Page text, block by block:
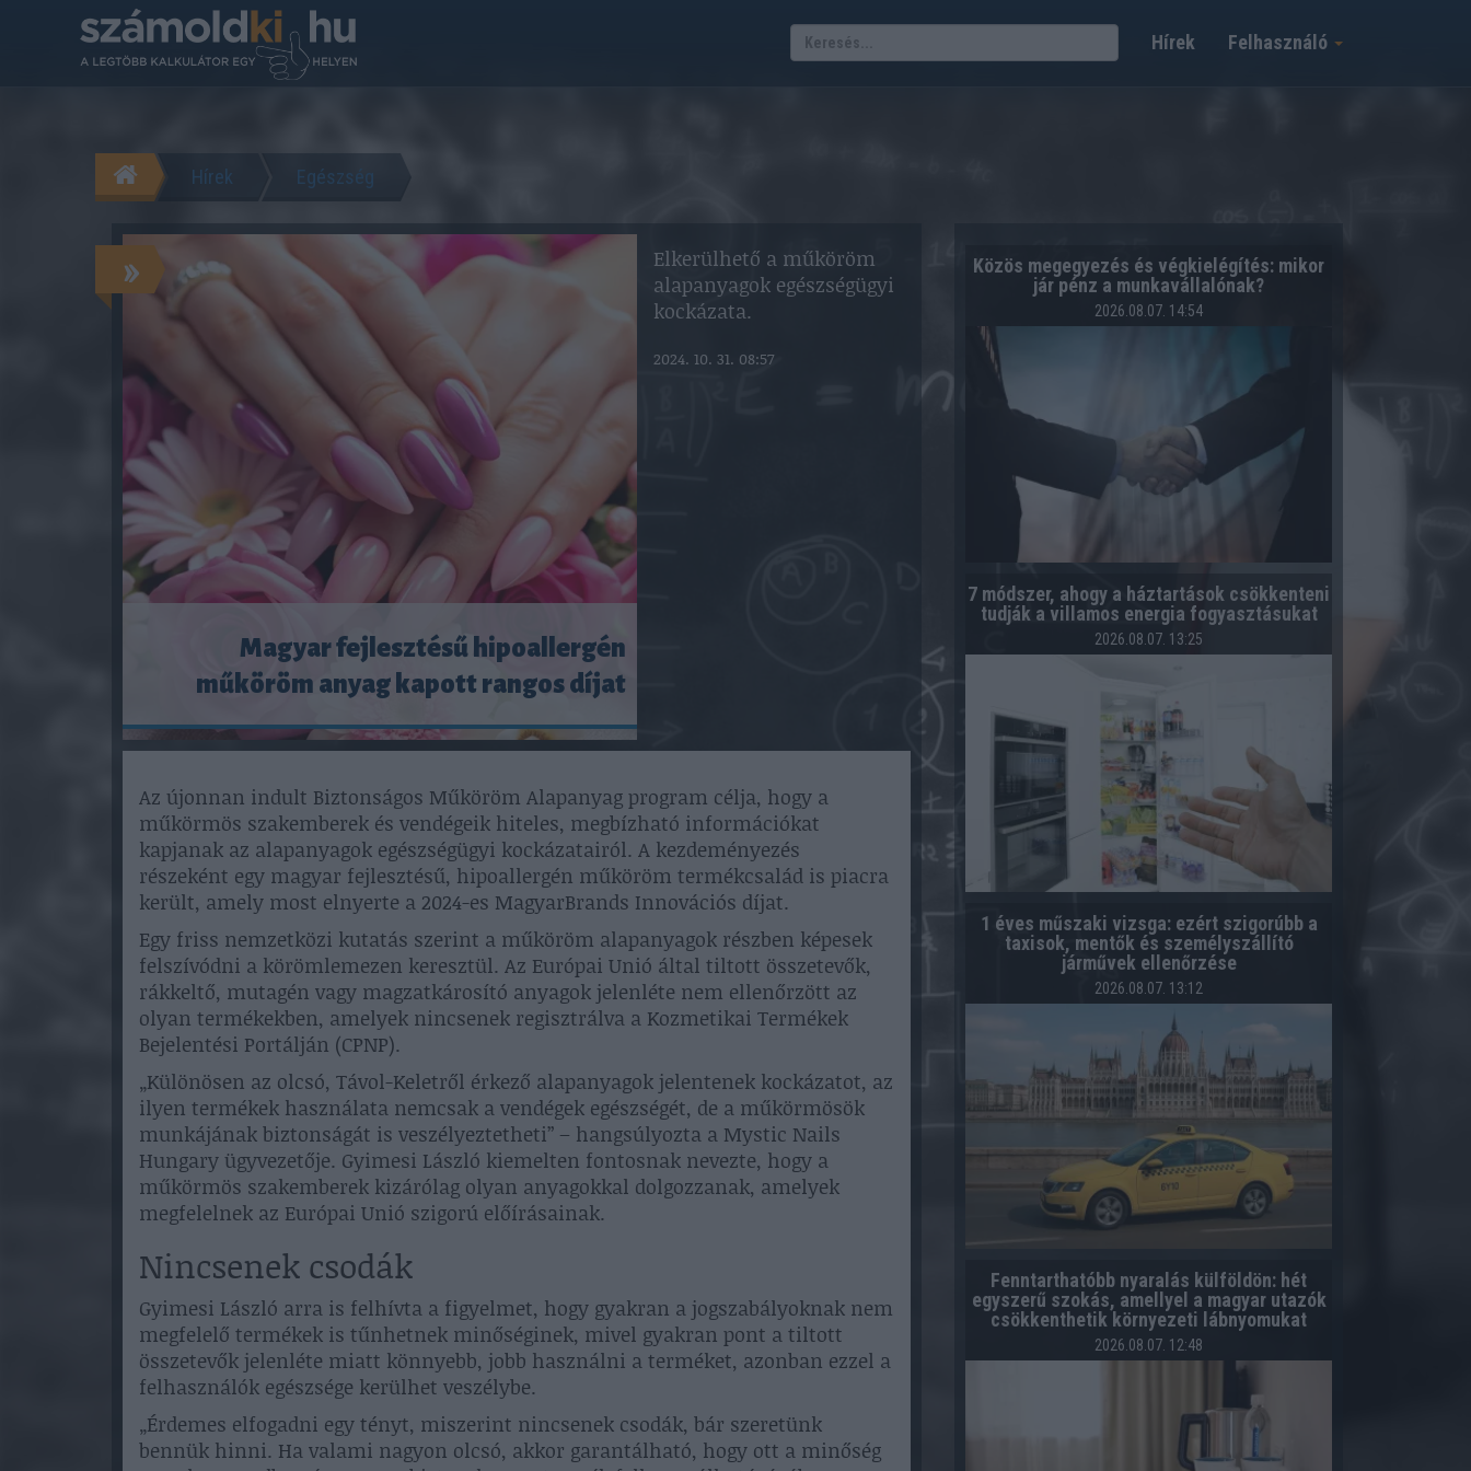
Felhasználó
Hírek
Hírek Egészség
»
Magyar fejlesztésű hipoallergén
műköröm anyag kapott rangos díjat
Elkerülhető a műköröm
alapanyagok egészségügyi
kockázata.
2024. 10. 31. 08:57
Az újonnan indult Biztonságos Műköröm Alapanyag program célja, hogy a
műkörmös szakemberek és vendégeik hiteles, megbízható információkat
kapjanak az alapanyagok egészségügyi kockázatairól. A kezdeményezés
részeként egy magyar fejlesztésű, hipoallergén műköröm termékcsalád is piacra
került, amely most elnyerte a 2024-es MagyarBrands Innovációs díjat.
Egy friss nemzetközi kutatás szerint a műköröm alapanyagok részben képesek
felszívódni a körömlemezen keresztül. Az Európai Unió által tiltott összetevők,
rákkeltő, mutagén vagy magzatkárosító anyagok jelenléte nem ellenőrzött az
olyan termékekben, amelyek nincsenek regisztrálva a Kozmetikai Termékek
Bejelentési Portálján (CPNP).
„Különösen az olcsó, Távol-Keletről érkező alapanyagok jelentenek kockázatot, az
ilyen termékek használata nemcsak a vendégek egészségét, de a műkörmösök
munkájának biztonságát is veszélyeztetheti” – hangsúlyozta a Mystic Nails
Hungary ügyvezetője. Gyimesi László kiemelten fontosnak nevezte, hogy a
műkörmös szakemberek kizárólag olyan anyagokkal dolgozzanak, amelyek
megfelelnek az Európai Unió szigorú előírásainak.
Nincsenek csodák
Gyimesi László arra is felhívta a figyelmet, hogy gyakran a jogszabályoknak nem
megfelelő termékek is tűnhetnek minőséginek, mivel gyakran pont a tiltott
összetevők jelenléte miatt könnyebb, jobb használni a terméket, azonban ezzel a
felhasználók egészsége kerülhet veszélybe.
„Érdemes elfogadni egy tényt, miszerint nincsenek csodák, bár szeretünk
bennük hinni. Ha valami nagyon olcsó, akkor garantálható, hogy ott a minőség
Közös megegyezés és végkielégítés: mikor
jár pénz a munkavállalónak?
2026.08.07. 14:54
7 módszer, ahogy a háztartások csökkenteni
tudják a villamos energia fogyasztásukat
2026.08.07. 13:25
1 éves műszaki vizsga: ezért szigorúbb a
taxisok, mentők és személyszállító
járművek ellenőrzése
2026.08.07. 13:12
Fenntarthatóbb nyaralás külföldön: hét
egyszerű szokás, amellyel a magyar utazók
csökkenthetik környezeti lábnyomukat
2026.08.07. 12:48